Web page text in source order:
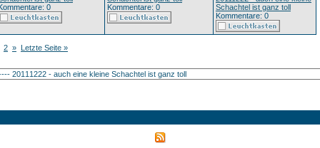
0
Kommentare: 0
Schachtel ist ganz toll
Kommentare: 0
2 » Letzte Seite »